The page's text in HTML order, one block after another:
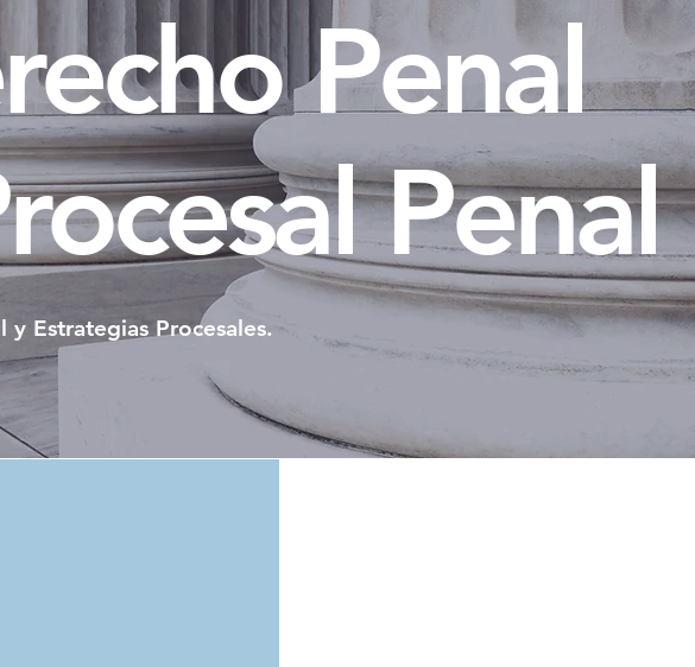
Penal
Penal
y Estrategias Procesales.